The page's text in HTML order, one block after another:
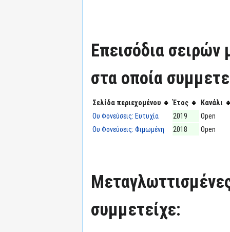
Επεισόδια
στα οποία
Σελίδα περιεχομένου Έτος
Κανάλι
Ου Φονεύσεις: Ευτυχία
2019
Open
Ου Φονεύσεις: Φιμωμένη
2018 Open
συμμετείχε: